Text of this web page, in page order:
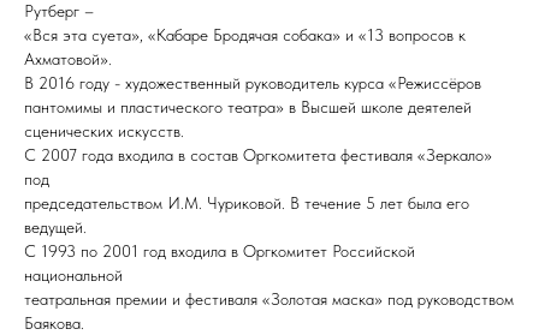
Рутберг –
«Вся эта суета», «Кабаре Бродячая собака» и «13 вопросов к
Ахматовой».
В 2016 году - художественный руководитель курса «Режиссёров
пантомимы и пластического театра» в Высшей школе деятелей
сценических искусств.
С 2007 года входила в состав Оргкомитета фестиваля «Зеркало»
под
председательством И.М. Чуриковой. В течение 5 лет была его
ведущей.
С 1993 по 2001 год входила в Оргкомитет Российской
национальной
театральная премии и фестиваля «Золотая маска» под руководством
Баякова.